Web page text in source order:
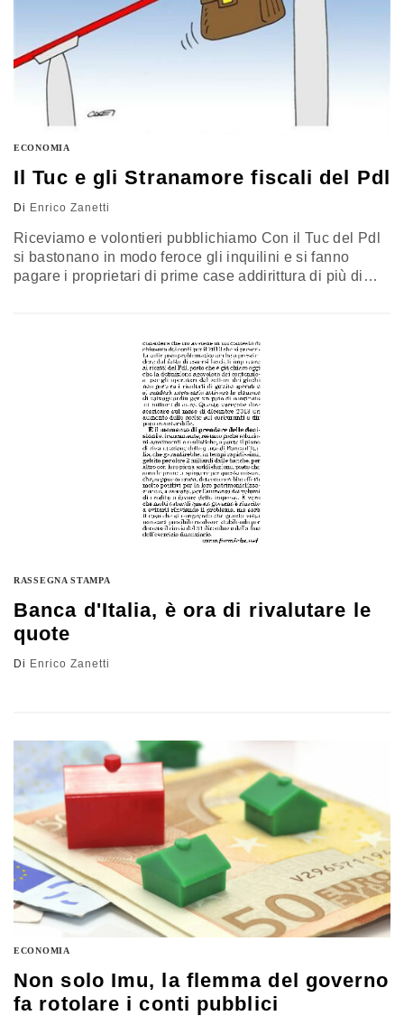
ECONOMIA
Il Tuc e gli Stranamore fiscali del Pdl
Di Enrico Zanetti
Riceviamo e volontieri pubblichiamo Con il Tuc del Pdl
si bastonano in modo feroce gli inquilini e si fanno
pagare i proprietari di prime case addirittura di più di
dell'articolo 21 della legge di stabilità, così come…
RASSEGNA STAMPA
Banca d'Italia, è ora di rivalutare le
quote
Di Enrico Zanetti
ECONOMIA
Non solo Imu, la flemma del governo
fa rotolare i conti pubblici